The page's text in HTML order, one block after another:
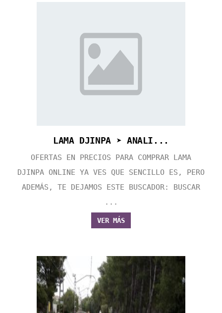
LAMA DJINPA ➤ ANALI...
OFERTAS EN PRECIOS PARA COMPRAR LAMA
DJINPA ONLINE YA VES QUE SENCILLO ES, PERO
ADEMÁS, TE DEJAMOS ESTE BUSCADOR: BUSCAR
...
VER MÁS